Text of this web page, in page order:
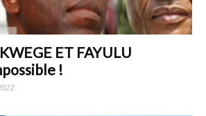
ET FAYULU
!